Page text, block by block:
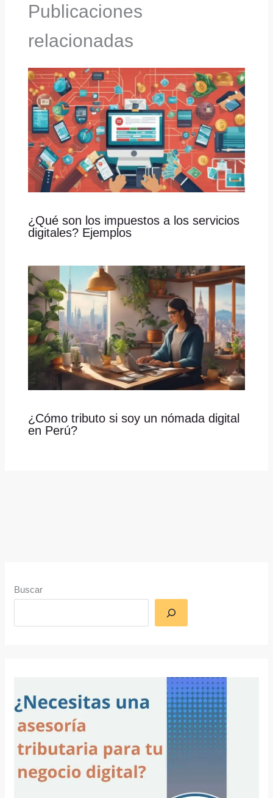
Publicaciones
relacionadas
¿Qué son los impuestos a los servicios
digitales? Ejemplos
¿Cómo tributo si soy un nómada digital
en Perú?
Buscar